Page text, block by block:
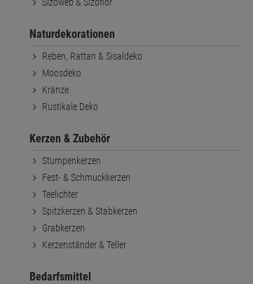
Naturdekorationen
Reben, Rattan & Sisaldeko
Moosdeko
Kränze
Rustikale Deko
Kerzen & Zubehör
Stumpenkerzen
Fest- & Schmuckkerzen
Teelichter
Spitzkerzen & Stabkerzen
Grabkerzen
Kerzenständer & Teller
Bedarfsmittel